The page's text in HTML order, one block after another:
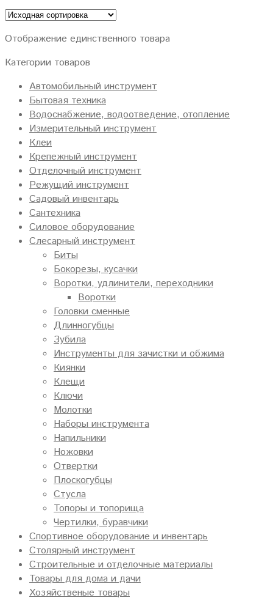
Отображение единственного товара
Категории товаров
Автомобильный инструмент
Бытовая техника
Водоснабжение, водоотведение, отопление
Измерительный инструмент
Клеи
Крепежный инструмент
Отделочный инструмент
Режущий инструмент
Садовый инвентарь
Сантехника
Силовое оборудование
Слесарный инструмент
Биты
Бокорезы, кусачки
Воротки, удлинители, переходники
Воротки
Головки сменные
Длинногубцы
Зубила
Инструменты для зачистки и обжима
Киянки
Клещи
Ключи
Молотки
Наборы инструмента
Напильники
Ножовки
Отвертки
Плоскогубцы
Стусла
Топоры и топорища
Чертилки, буравчики
Спортивное оборудование и инвентарь
Столярный инструмент
Строительные и отделочные материалы
Товары для дома и дачи
Хозяйственые товары